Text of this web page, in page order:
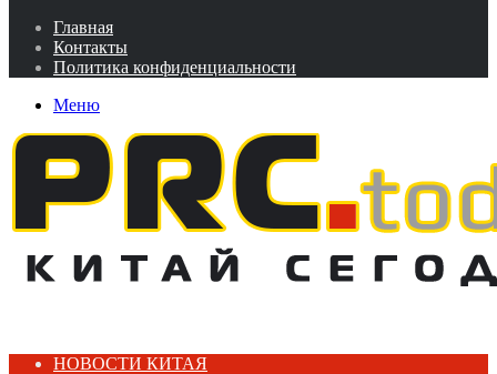
Главная
Контакты
Политика конфиденциальности
Меню
НОВОСТИ КИТАЯ